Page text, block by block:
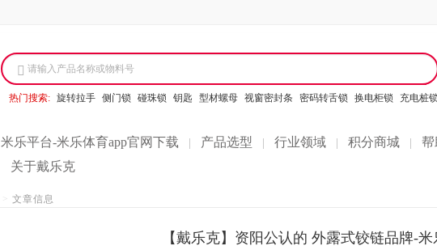
请输入产品名称或物料号
热门搜索: 旋转拉手 侧门锁 碰珠锁 钥匙 型材螺母 视窗密封条 密码转舌锁 换电柜锁 充电桩锁
米乐平台-米乐体育app官网下载 产品选型 行业领域 积分商城 帮
关于戴乐克
> 文章信息
【戴乐克】资阳公认的 外露式铰链品牌-米